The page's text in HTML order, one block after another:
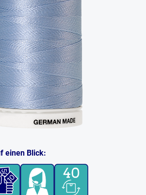
einen Blick: